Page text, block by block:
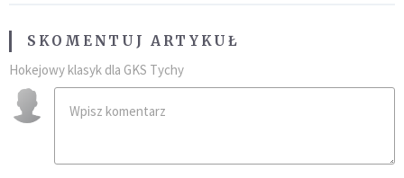
SKOMENTUJ ARTYKUŁ
Hokejowy klasyk dla GKS Tychy